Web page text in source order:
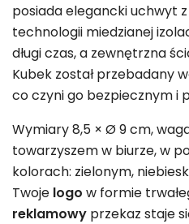
posiada elegancki uchwyt
technologii miedzianej
długi czas, a zewnętrzna
Kubek został przebadany
co czyni go bezpiecznym i
Wymiary 8,5 × Ø 9 cm,
towarzyszem w biurze, w
kolorach: zielonym,
Twoje logo w formie
reklamowy przekaz staje